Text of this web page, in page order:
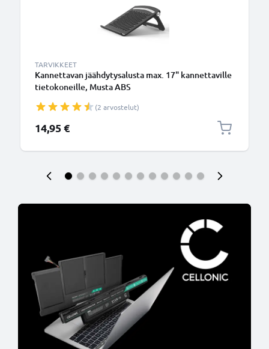
TARVIKKEET
Kannettavan jäähdytysalusta max. 17" kannettaville
tietokoneille, Musta ABS
(2 arvostelut)
14,95 €